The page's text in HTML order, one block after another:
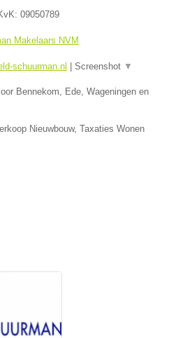
09050789
Makelaars NVM
schuurman.nl | Screenshot ▼
Bennekom, Ede, Wageningen en
Nieuwbouw, Taxaties Wonen